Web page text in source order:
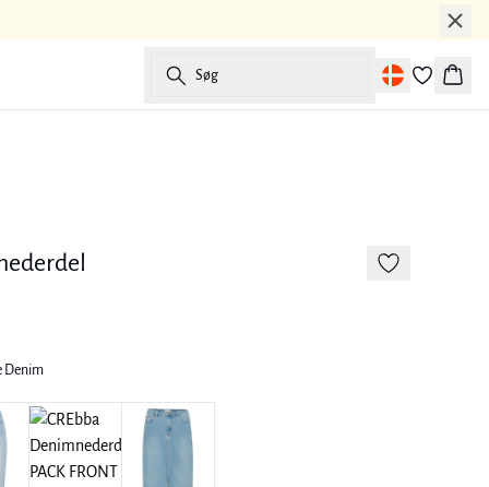
Søg
Kurv
Denim